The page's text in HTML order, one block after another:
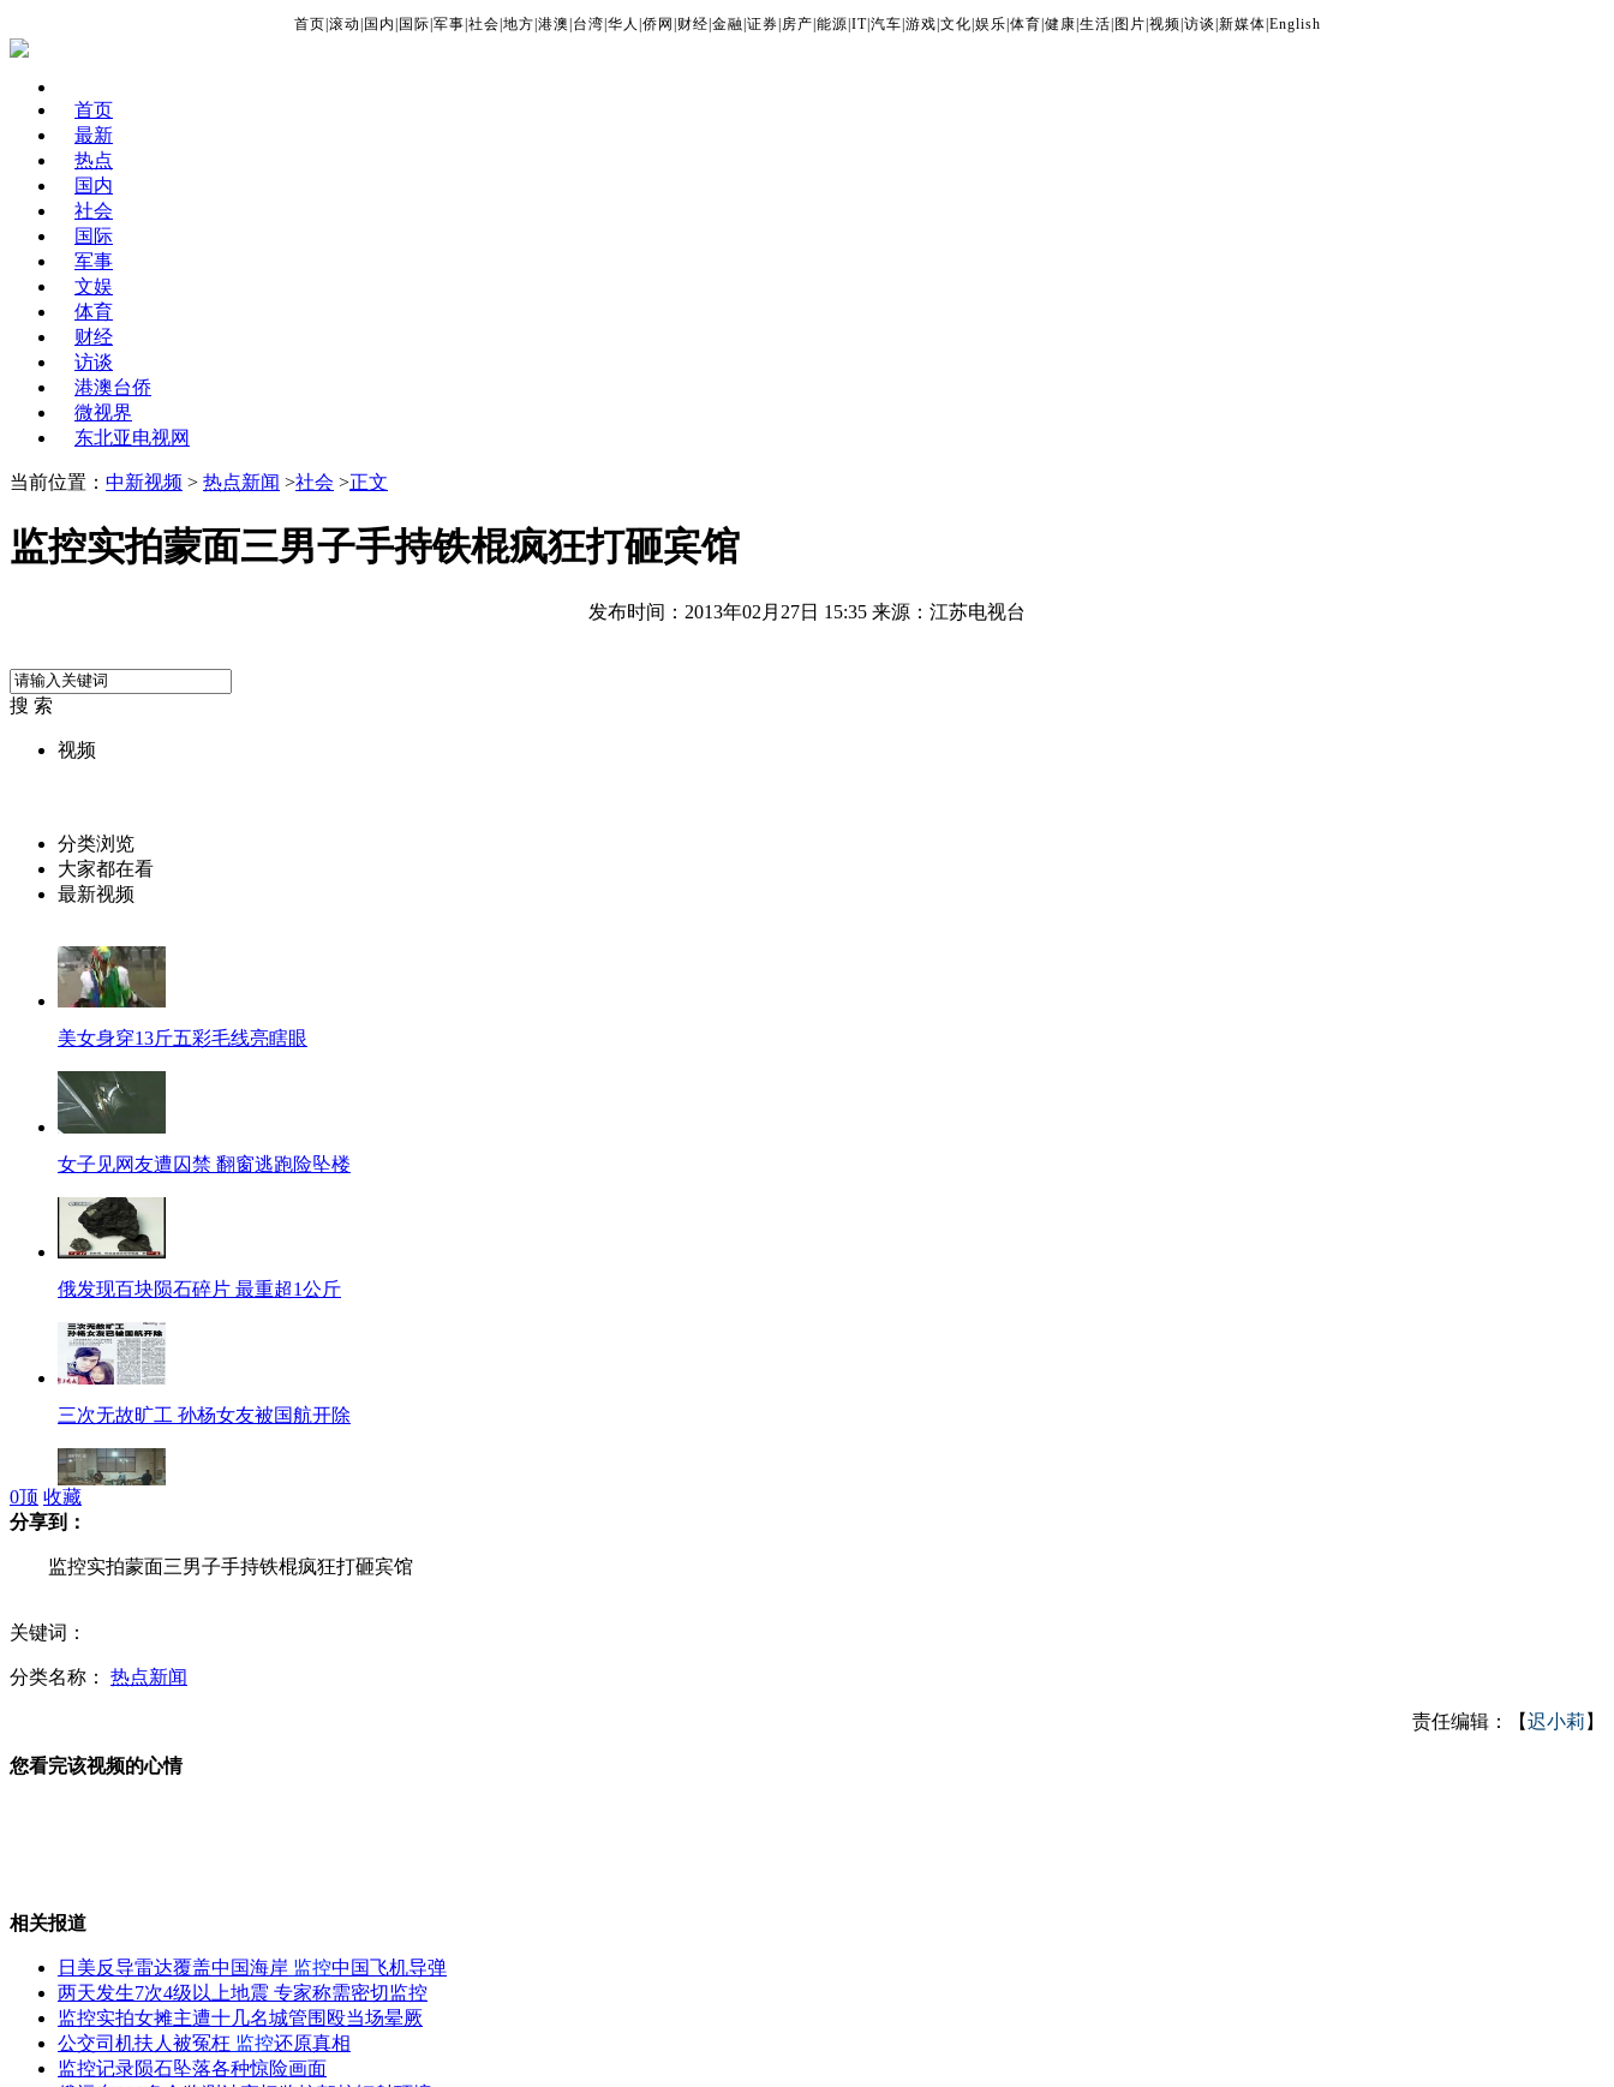
首页 滚动 国内 国际 军事 社会 地方 港澳 台湾 华人 侨网 财经 金融 证券 房产 能源 IT| 汽车 游戏 文化 娱乐 体育 健康 生活 图片 视频 访谈 新媒体 English
首页
最新
热点
国内
社会
国际
军事
文娱
体育
财经
访谈
港澳台侨
微视界
东北亚电视网
当前位置： 中新视频 > 热点新闻 >社会 >正文
监控实拍蒙面三男子手持铁棍疯狂打砸宾馆
发布时间：2013年02月27日 15:35 来源：江苏电视台
搜 索
视频
分类浏览
大家都在看
最新视频
美女身穿13斤五彩毛线亮瞎眼
女子见网友遭囚禁 翻窗逃跑险坠楼
俄发现百块陨石碎片 最重超1公斤
三次无故旷工 孙杨女友被国航开除
宋忠平：越南在南海军事部署"陆守海进"
宋忠平：俄罗斯进军南海 为兜售武器
越南部署最先进岸基反舰导弹
0顶 收藏
分享到：
监控实拍蒙面三男子手持铁棍疯狂打砸宾馆
关键词：
分类名称： 热点新闻
责任编辑：【迟小莉 】
您看完该视频的心情
相关报道
日美反导雷达覆盖中国海岸 监控中国飞机导弹
两天发生7次4级以上地震 专家称需密切监控
监控实拍女摊主遭十几名城管围殴当场晕厥
公交司机扶人被冤枉 监控还原真相
监控记录陨石坠落各种惊险画面